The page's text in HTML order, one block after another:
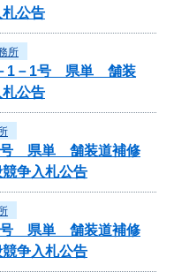
公告
所
－1－1号 県単 舗装
公告
4号 県単 舗装道補修
競争入札公告
2号 県単 舗装道補修
競争入札公告